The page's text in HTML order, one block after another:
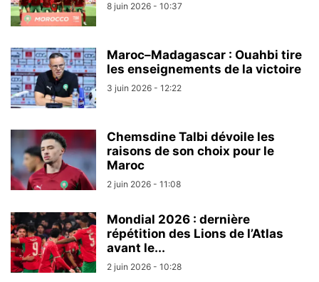
8 juin 2026 - 10:37
Maroc–Madagascar : Ouahbi tire
les enseignements de la victoire
3 juin 2026 - 12:22
Chemsdine Talbi dévoile les
raisons de son choix pour le
Maroc
2 juin 2026 - 11:08
Mondial 2026 : dernière
répétition des Lions de l’Atlas
avant le...
2 juin 2026 - 10:28